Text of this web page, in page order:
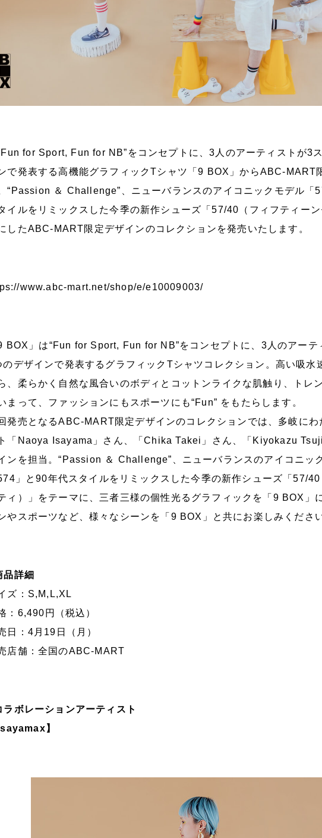
for Sport, Fun for NB”をコンセプトに、3人のアーティストが3
で発表する高機能グラフィックTシャツ「9 BOX」からABC-MART
“Passion ＆ Challenge”、ニューバランスのアイコニックモデル「
イルをリミックスした今季の新作シューズ「57/40（フィフティー
したABC-MART限定デザインのコレクションを発売いたします。
www.abc-mart.net/shop/e/e10009003/
9 BOX」は“Fun for Sport, Fun for NB”をコンセプトに、3人のアー
のデザインで発表するグラフィックTシャツコレクション。高い吸水
、柔らかく自然な風合いのボディとコットンライクな肌触り、トレ
まって、ファッションにもスポーツにも“Fun” をもたらします。
発売となるABC-MART限定デザインのコレクションでは、多岐にわ
「Naoya Isayama」さん、「Chika Takei」さん、「Kiyokazu
ンを担当。“Passion ＆ Challenge”、ニューバランスのアイコニッ
574」と90年代スタイルをリミックスした今季の新作シューズ「57/
ィ）」をテーマに、三者三様の個性光るグラフィックを「9 BOX」
やスポーツなど、様々なシーンを「9 BOX」と共にお楽しみください
品詳細
ズ：S,M,L,XL
：6,490円（税込）
日：4月19日（月）
店舗：全国のABC-MART
ラボレーションアーティスト
】